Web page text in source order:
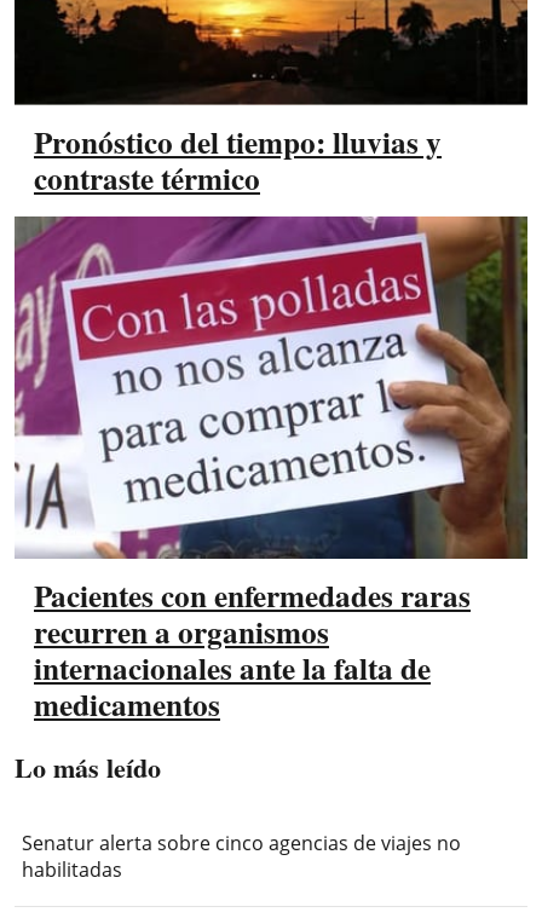
Pronóstico del tiempo: lluvias y
contraste térmico
Pacientes con enfermedades raras
recurren a organismos
internacionales ante la falta de
medicamentos
Lo más leído
Senatur alerta sobre cinco agencias de viajes no
habilitadas